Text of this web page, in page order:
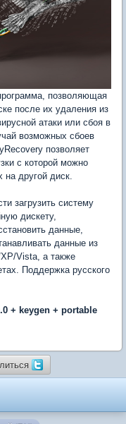
позволяющая
после их удаления из
атаки или сбоя в
возможных сбоев
позволяет
с которой можно
на другой диск.
загрузить систему
дискету,
данные,
данные из
Vista, а также
Поддержка русского
+ keygen + portable